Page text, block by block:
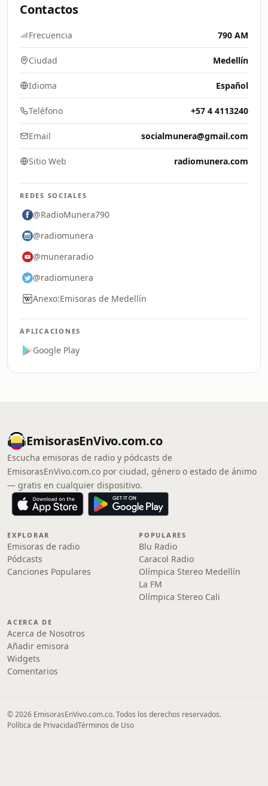
Contactos
Frecuencia 790 AM
Ciudad Medellín
Idioma Español
Teléfono +57 4 4113240
Email socialmunera@gmail.com
Sitio Web radiomunera.com
REDES SOCIALES
@RadioMunera790
@radiomunera
@muneraradio
@radiomunera
Anexo:Emisoras de Medellín
APLICACIONES
Google Play
EmisorasEnVivo.com.co
Escucha emisoras de radio y pódcasts de
EmisorasEnVivo.com.co por ciudad, género o estado de ánimo
— gratis en cualquier dispositivo.
EXPLORAR
Emisoras de radio
Pódcasts
Canciones Populares
POPULARES
Blu Radio
Caracol Radio
Olímpica Stereo Medellín
La FM
Olímpica Stereo Cali
ACERCA DE
Acerca de Nosotros
Añadir emisora
Widgets
Comentarios
© 2026 EmisorasEnVivo.com.co. Todos los derechos reservados.
Política de PrivacidadTérminos de Uso